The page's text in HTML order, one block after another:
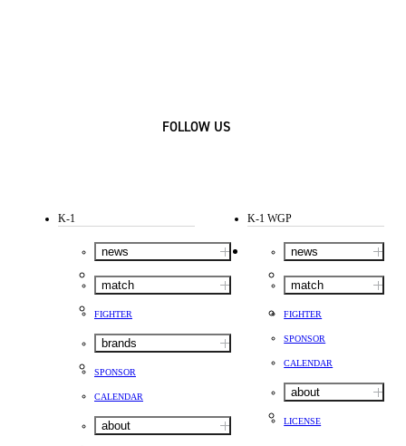
FOLLOW US
K-1
news
match
FIGHTER
brands
SPONSOR
CALENDAR
about
K-1 WGP
news
match
FIGHTER
SPONSOR
CALENDAR
about
LICENSE